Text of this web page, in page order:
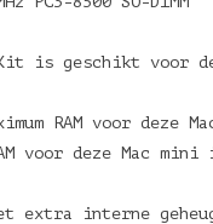
Kit is geschikt
RAM voor deze
voor deze Mac mini
interne